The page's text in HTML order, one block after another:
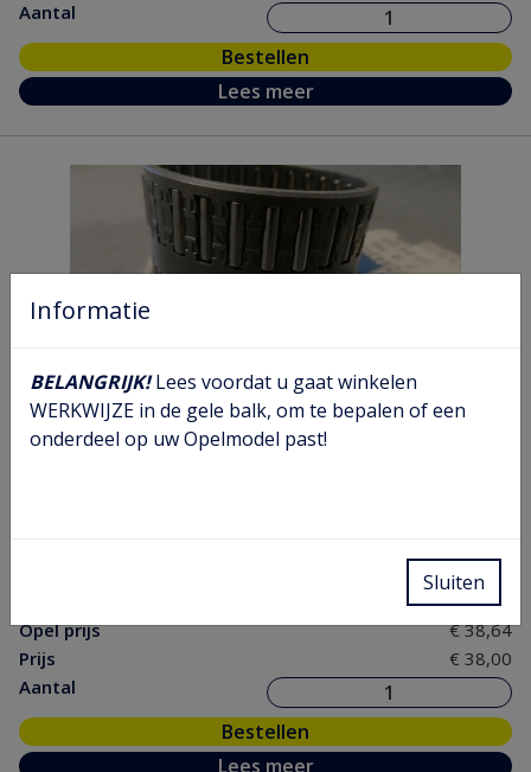
Aantal
Bestellen
Lees meer
Getrag hoofdas naaldlager
Opel prijs
€ 38,64
Prijs
€ 38,00
Aantal
Bestellen
Lees meer
Informatie
BELANGRIJK!Lees voordat u gaat winkelen
WERKWIJZE in de gele balk, om te bepalen of een
onderdeel op uw Opelmodel past!
Sluiten